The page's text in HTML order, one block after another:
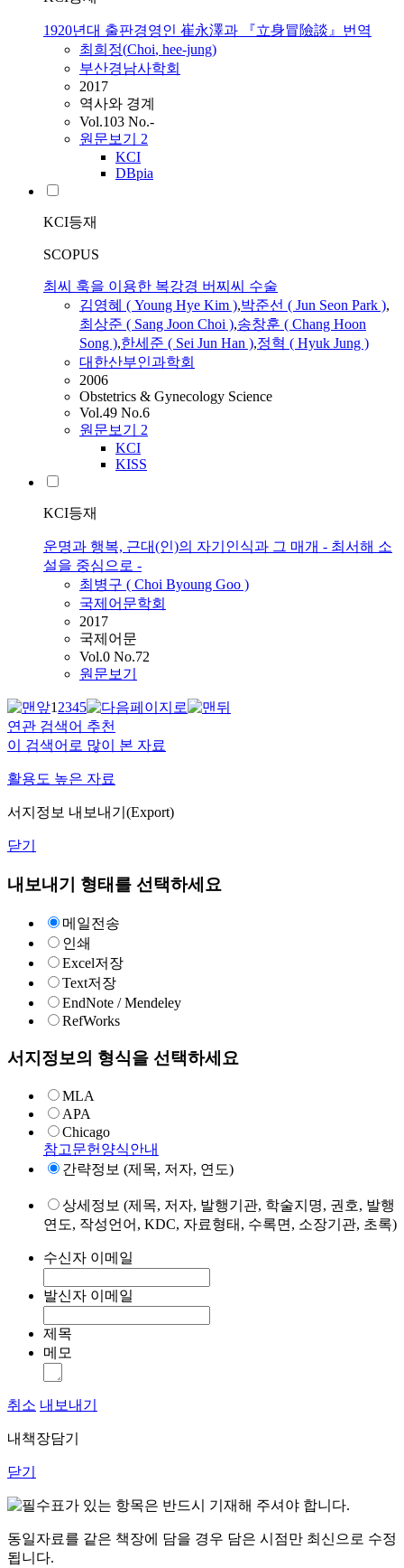
1920년대 출판경영인 崔永澤과 『立身冒險談』번역
최희정(Choi, hee-jung)
부산경남사학회
2017
역사와 경계
Vol.103 No.-
원문보기 2
KCI
DBpia
KCI등재
SCOPUS
최씨 훅을 이용한 복강경 버찌씨 수술
김영혜 ( Young Hye Kim ),박준선 ( Jun Seon Park ),
최상준 ( Sang Joon Choi ),송창훈 ( Chang Hoon
Song ),한세준 ( Sei Jun Han ),정혁 ( Hyuk Jung )
대한산부인과학회
2006
Obstetrics & Gynecology Science
Vol.49 No.6
원문보기 2
KCI
KISS
KCI등재
운명과 행복, 근대(인)의 자기인식과 그 매개 - 최서해 소
설을 중심으로 -
최병구 ( Choi Byoung Goo )
국제어문학회
2017
국제어문
Vol.0 No.72
원문보기
12345
연관 검색어 추천
이 검색어로 많이 본 자료
활용도 높은 자료
서지정보 내보내기(Export)
닫기
내보내기 형태를 선택하세요
메일전송
인쇄
Excel저장
Text저장
EndNote / Mendeley
RefWorks
서지정보의 형식을 선택하세요
MLA
APA
Chicago
참고문헌양식안내
간략정보 (제목, 저자, 연도)
상세정보 (제목, 저자, 발행기관, 학술지명, 권호, 발행
연도, 작성언어, KDC, 자료형태, 수록면, 소장기관, 초록)
수신자 이메일
발신자 이메일
제목
메모
취소 내보내기
내책장담기
닫기
표가 있는 항목은 반드시 기재해 주셔야 합니다.
동일자료를 같은 책장에 담을 경우 담은 시점만 최신으로 수정
됩니다.